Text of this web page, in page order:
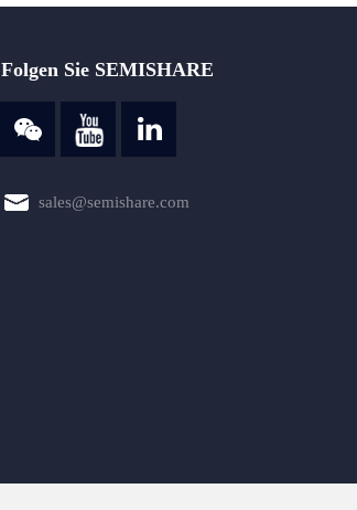
Folgen Sie SEMISHARE
sales@semishare.com